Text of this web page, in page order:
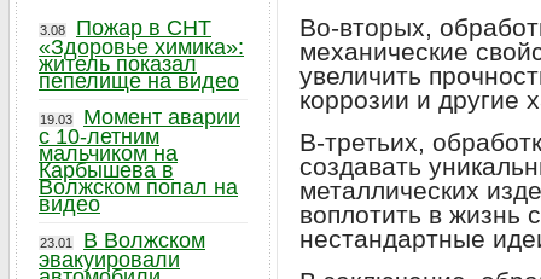
Во-вторых,
механические
увеличить
коррозии и другие
В-третьих,
создавать
металлических
воплотить в жизнь
нестандартные
3.08
Пожар в СНТ
«Здоровье химика»:
житель показал
пепелище на видео
19.03
Момент аварии
с 10-летним
мальчиком на
Карбышева в
Волжском попал на
видео
23.01
В Волжском
эвакуировали